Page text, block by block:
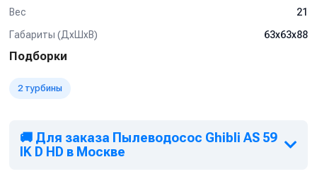
Вес
21
Габариты (ДхШхВ)
63х63х88
Подборки
2 турбины
🚚 Для заказа Пылеводосос Ghibli AS 59
IK D HD в Москве